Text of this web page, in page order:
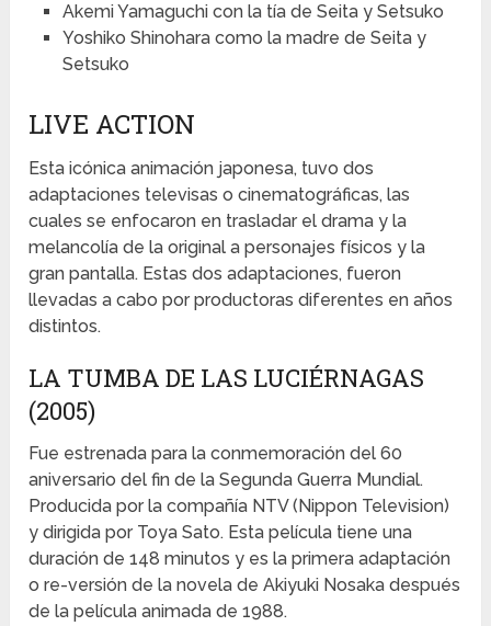
Akemi Yamaguchi con la tía de Seita y Setsuko
Yoshiko Shinohara como la madre de Seita y
Setsuko
LIVE ACTION
Esta icónica animación japonesa, tuvo dos
adaptaciones televisas o cinematográficas, las
cuales se enfocaron en trasladar el drama y la
melancolía de la original a personajes físicos y la
gran pantalla. Estas dos adaptaciones, fueron
llevadas a cabo por productoras diferentes en años
distintos.
LA TUMBA DE LAS LUCIÉRNAGAS
(2005)
Fue estrenada para la conmemoración del 60
aniversario del fin de la Segunda Guerra Mundial.
Producida por la compañía NTV (Nippon Television)
y dirigida por Toya Sato. Esta película tiene una
duración de 148 minutos y es la primera adaptación
o re-versión de la novela de Akiyuki Nosaka después
de la película animada de 1988.